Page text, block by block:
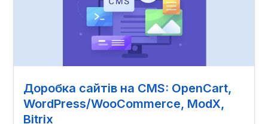
Доробка сайтів на CMS: OpenCart,
WordPress/WooCommerce, ModX,
Bitrix